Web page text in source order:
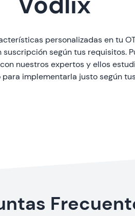
personalizadas en tu
según tus requisitos.
nuestros expertos y ellos
implementarla justo según